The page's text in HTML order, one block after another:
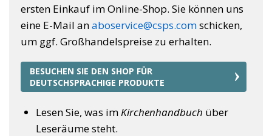
ersten Einkauf im Online-Shop. Sie können uns
eine E-Mail anaboservice@csps.comschicken,
um ggf. Großhandelspreise zu erhalten.
BESUCHEN SIE DEN SHOP FÜR
DEUTSCHSPRACHIGE PRODUKTE
Lesen Sie, was imKirchenhandbuch über
Leseräume steht.